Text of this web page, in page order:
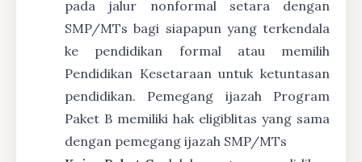
pada jalur nonformal setara dengan
SMP/MTs bagi siapapun yang terkendala
ke pendidikan formal atau memilih
Pendidikan Kesetaraan untuk ketuntasan
pendidikan. Pemegang ijazah Program
Paket B memiliki hak eligiblitas yang sama
dengan pemegang ijazah SMP/MTs